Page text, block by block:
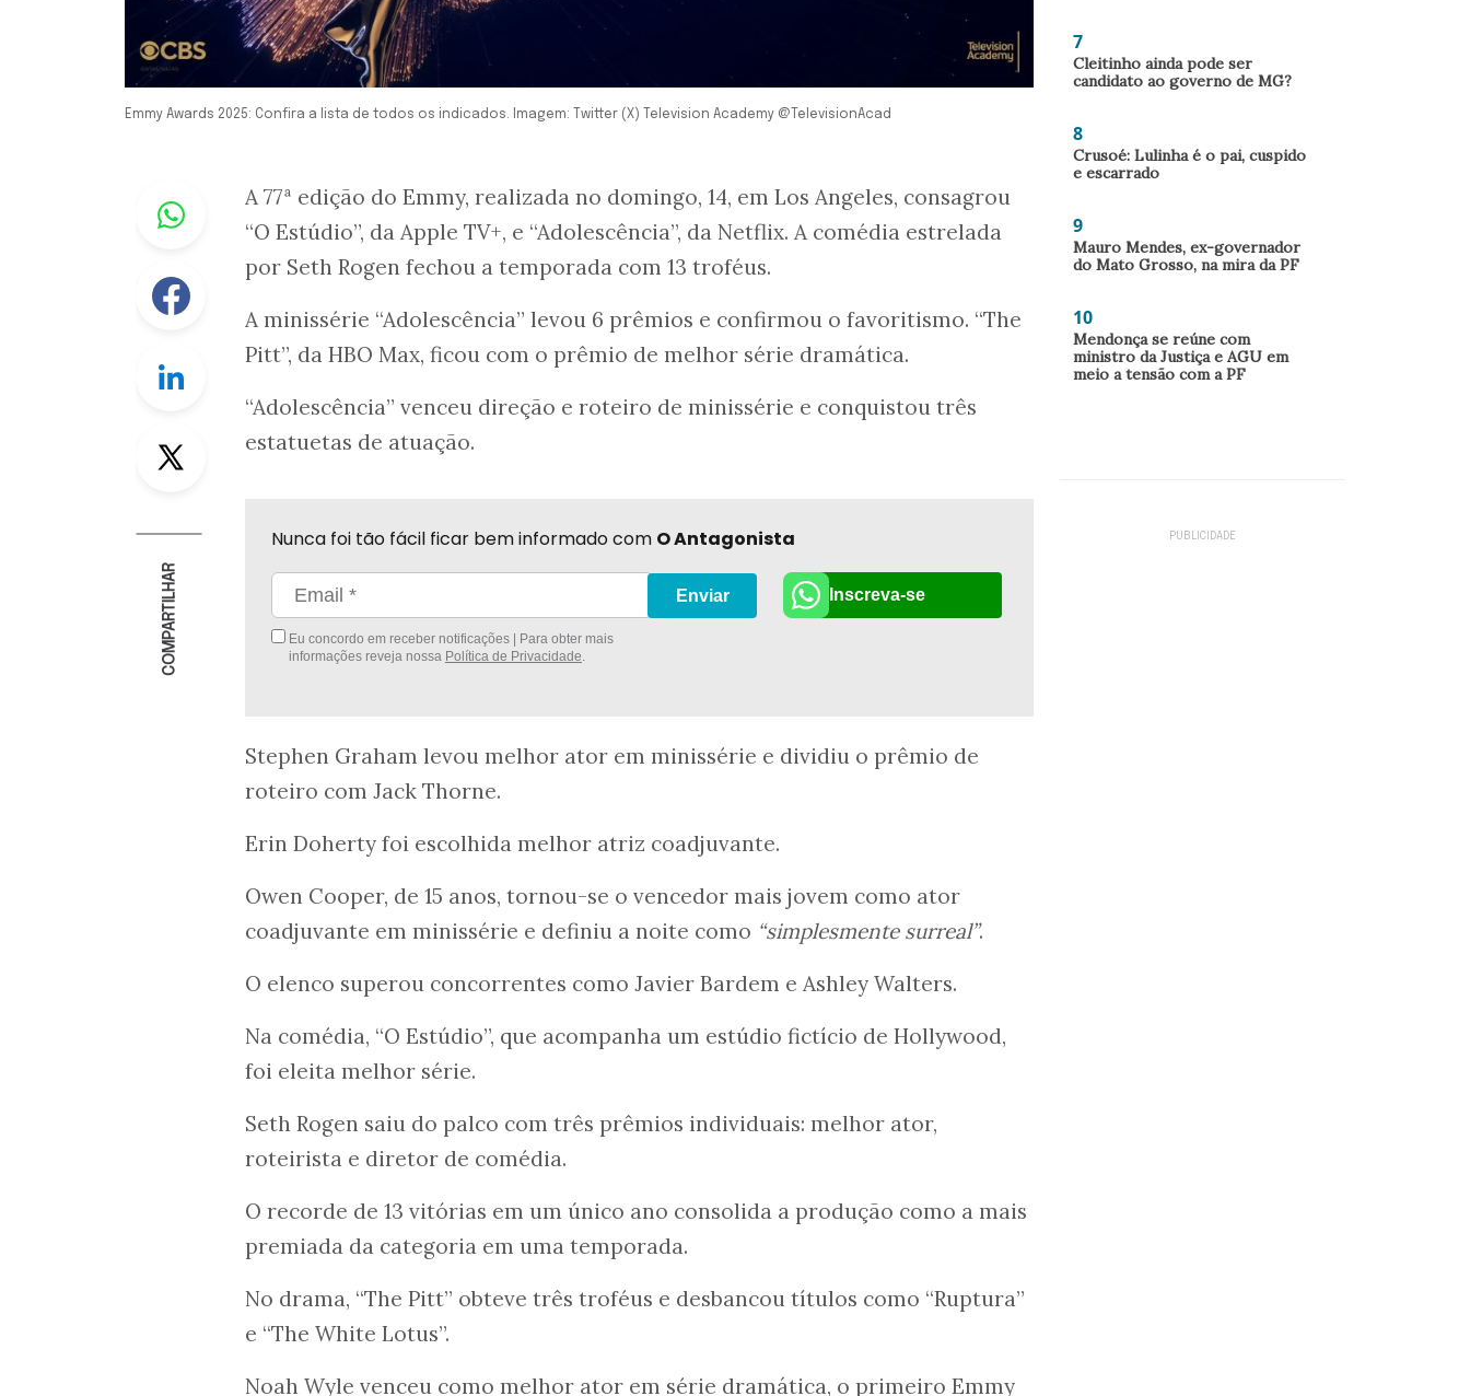
Emmy Awards 2025: Confira a lista de todos os indicados. Imagem: Twitter (X) Television Academy @TelevisionAcad
Whastapp
Facebook
Linkedin
Twitter
COMPARTILHAR
A 77ª edição do Emmy, realizada no domingo, 14, em Los Angeles, consagrou
“O Estúdio”, da Apple TV+, e “Adolescência”, da Netflix. A comédia estrelada
por Seth Rogen fechou a temporada com 13 troféus.
A minissérie “Adolescência” levou 6 prêmios e confirmou o favoritismo. “The
Pitt”, da HBO Max, ficou com o prêmio de melhor série dramática.
“Adolescência” venceu direção e roteiro de minissérie e conquistou três
estatuetas de atuação.
Nunca foi tão fácil ficar bem informado com O Antagonista
Eu concordo em receber notificações | Para obter mais
informações reveja nossa Política de Privacidade.
Enviar Inscreva-se
Stephen Graham levou melhor ator em minissérie e dividiu o prêmio de
roteiro com Jack Thorne.
Erin Doherty foi escolhida melhor atriz coadjuvante.
Owen Cooper, de 15 anos, tornou-se o vencedor mais jovem como ator
coadjuvante em minissérie e definiu a noite como “simplesmente surreal”.
O elenco superou concorrentes como Javier Bardem e Ashley Walters.
Na comédia, “O Estúdio”, que acompanha um estúdio fictício de Hollywood,
foi eleita melhor série.
Seth Rogen saiu do palco com três prêmios individuais: melhor ator,
roteirista e diretor de comédia.
O recorde de 13 vitórias em um único ano consolida a produção como a mais
premiada da categoria em uma temporada.
No drama, “The Pitt” obteve três troféus e desbancou títulos como “Ruptura”
e “The White Lotus”.
Noah Wyle venceu como melhor ator em série dramática, o primeiro Emmy
7
Cleitinho ainda pode ser
candidato ao governo de MG?
8
Crusoé: Lulinha é o pai, cuspido
e escarrado
9
Mauro Mendes, ex-governador
do Mato Grosso, na mira da PF
10
Mendonça se reúne com
ministro da Justiça e AGU em
meio a tensão com a PF